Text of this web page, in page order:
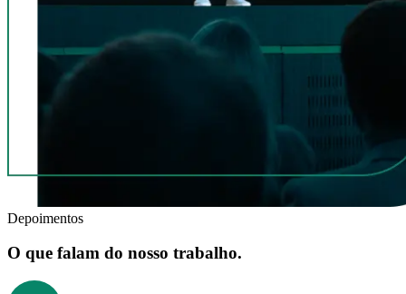
Depoimentos
O que falam do nosso trabalho.